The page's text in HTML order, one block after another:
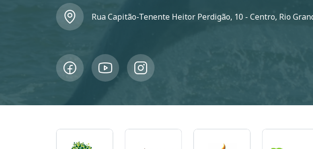
Rua Capitão-Tenente Heitor Perdigão, 10 - Centro, Rio